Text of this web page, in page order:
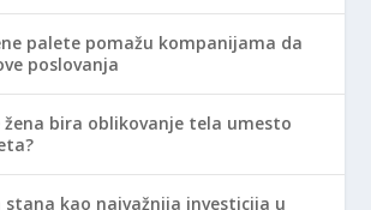
palete pomažu kompanijama da
poslovanja
žena bira oblikovanje tela umesto
stana kao najvažnija investicija u